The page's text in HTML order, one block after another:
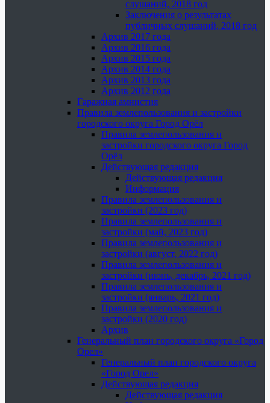
слушаний, 2018 год
Заключения о результатах
публичных слушаний, 2018 год
Архив 2017 года
Архив 2016 года
Архив 2015 года
Архив 2014 года
Архив 2013 года
Архив 2012 года
Гаражная амнистия
Правила землепользования и застройки
городского округа Город Орёл
Правила землепользования и
застройки городского округа Город
Орёл
Действующая редакция
Действующая редакция
Информация
Правила землепользования и
застройки (2023 год)
Правила землепользования и
застройки (май, 2023 год)
Правила землепользования и
застройки (август, 2022 год)
Правила землепользования и
застройки (июнь, декабрь, 2021 год)
Правила землепользования и
застройки (январь, 2021 год)
Правила землепользования и
застройки (2020 год)
Архив
Генеральный план городского округа «Город
Орел»
Генеральный план городского округа
«Город Орел»
Действующая редакция
Действующая редакция